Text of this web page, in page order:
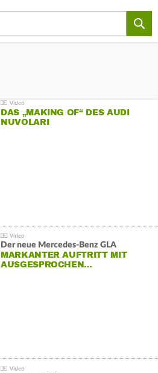
DAS „MAKING OF“ DES AUDI
NUVOLARI
Der neue Mercedes-Benz GLA
MARKANTER AUFTRITT MIT
AUSGESPROCHEN…